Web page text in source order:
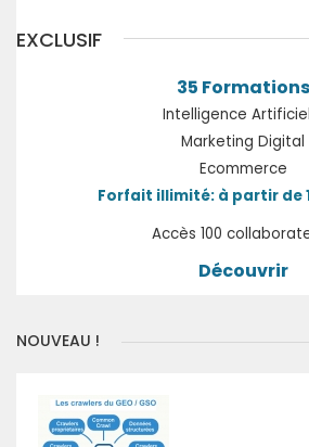
EXCLUSIF
35 Formations
Intelligence
Marketing Digital
Ecommerce
Forfait illimité: à partir de
Accès 100
Découvrir
NOUVEAU !